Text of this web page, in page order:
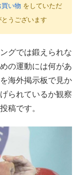
い物 をしていただ
うございます
グでは鍛えられな
の運動には何があ
海外掲示板で見か
られているか観察
稿です。